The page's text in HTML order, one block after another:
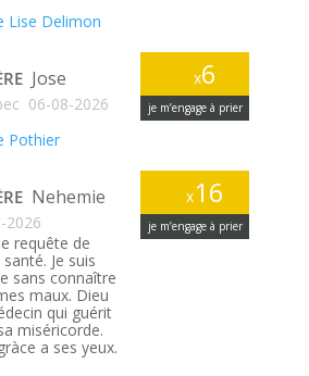
Lise Delimon
x6
je m’engage à prier
Jose
06-08-2026
Pothier
x16
je m’engage à prier
Nehemie
2026
requête de
Je suis
sans connaître
maux. Dieu
qui guérit
miséricorde.
a ses yeux.